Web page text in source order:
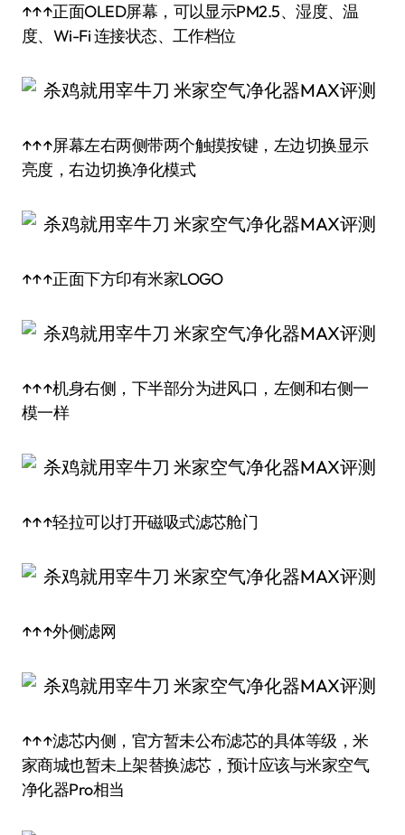
↑↑↑正面OLED屏幕，可以显示PM2.5、湿度、温
度、Wi-Fi 连接状态、工作档位
↑↑↑屏幕左右两侧带两个触摸按键，左边切换显示
亮度，右边切换净化模式
↑↑↑正面下方印有米家LOGO
↑↑↑机身右侧，下半部分为进风口，左侧和右侧一
模一样
↑↑↑轻拉可以打开磁吸式滤芯舱门
↑↑↑外侧滤网
↑↑↑滤芯内侧，官方暂未公布滤芯的具体等级，米
家商城也暂未上架替换滤芯，预计应该与米家空气
净化器Pro相当